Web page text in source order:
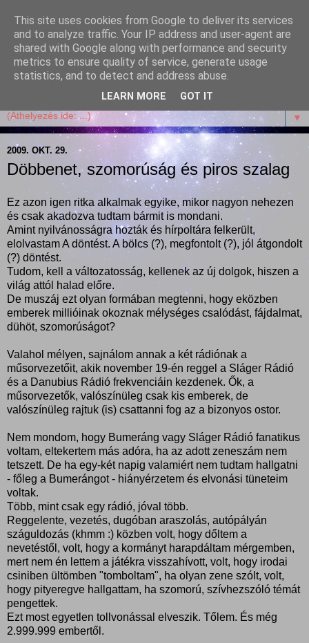
Garffyka
Szösszenetek a konyhámból, az életemből. Mosollyal,
receptekkel, vidámsággal, marcipánnal, csokival.
▼
2009. OKT. 29.
Döbbenet, szomorúság és piros szalag
Ez azon igen ritka alkalmak egyike, mikor nagyon nehezen
és csak akadozva tudtam bármit is mondani.
Amint nyilvánosságra hozták és hírpoltára felkerült,
elolvastam A döntést. A bölcs (?), megfontolt (?), jól átgondolt
(?) döntést.
Tudom, kell a változatosság, kellenek az új dolgok, hiszen a
világ attól halad előre.
De muszáj ezt olyan formában megtenni, hogy eközben
emberek millióinak okoznak mélységes csalódást, fájdalmat,
dühöt, szomorúságot?
Valahol mélyen, sajnálom annak a két rádiónak a
műsorvezetőit, akik november 19-én reggel a Sláger Rádió
és a Danubius Rádió frekvenciáin kezdenek. Ők, a
műsorvezetők, valószínüleg csak kis emberek, de
valószínüleg rajtuk (is) csattanni fog az a bizonyos ostor.
Nem mondom, hogy Bumeráng vagy Sláger Rádió fanatikus
voltam, eltekertem más adóra, ha az adott zeneszám nem
tetszett. De ha egy-két napig valamiért nem tudtam hallgatni
- főleg a Bumerángot - hiányérzetem és elvonási tüneteim
voltak.
Több, mint csak egy rádió, jóval több.
Reggelente, vezetés, dugóban araszolás, autópályán
száguldozás (khmm :) közben volt, hogy dőltem a
nevetéstől, volt, hogy a kormányt harapdáltam mérgemben,
mert nem én lettem a játékra visszahívott, volt, hogy irodai
csiniben ültömben "tomboltam", ha olyan zene szólt, volt,
hogy pityeregve hallgattam, ha szomorú, szívhezszóló témát
pengettek.
Ezt most egyetlen tollvonással elveszik. Tőlem. És még
2.999.999 embertől.
This site uses cookies from Google to deliver its services
and to analyze traffic. Your IP address and user-agent are
shared with Google along with performance and security
metrics to ensure quality of service, generate usage
statistics, and to detect and address abuse.
LEARN MORE GOT IT